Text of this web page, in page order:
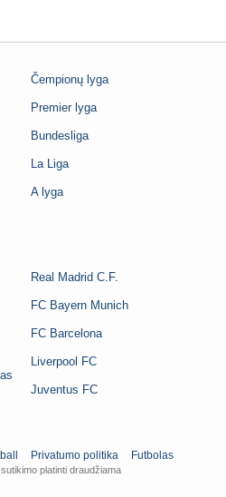
Čempionų lyga
Premier lyga
Bundesliga
La Liga
A lyga
Real Madrid C.F.
FC Bayern Munich
FC Barcelona
Liverpool FC
Juventus FC
Privatumo politika Futbolas
platinti draudžiama